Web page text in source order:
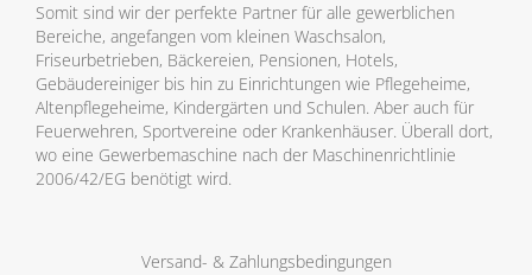
Somit sind wir der perfekte Partner für alle gewerblichen
Bereiche, angefangen vom kleinen Waschsalon,
Friseurbetrieben, Bäckereien, Pensionen, Hotels,
Gebäudereiniger bis hin zu Einrichtungen wie Pflegeheime,
Altenpflegeheime, Kindergärten und Schulen. Aber auch für
Feuerwehren, Sportvereine oder Krankenhäuser. Überall dort,
wo eine Gewerbemaschine nach der Maschinenrichtlinie
2006/42/EG benötigt wird.
Versand- & Zahlungsbedingungen